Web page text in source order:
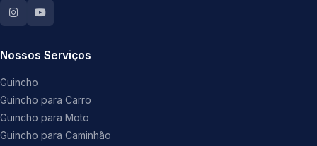
Nossos Serviços
Guincho
Guincho para Carro
Guincho para Moto
Guincho para Caminhão